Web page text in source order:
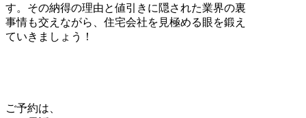
す。その納得の理由と値引きに隠された業界の裏
事情も交えながら、住宅会社を見極める眼を鍛え
ていきましょう！
ご予約は、